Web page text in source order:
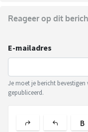
Reageer op dit
E-mailadres
Je moet je bericht
gepubliceerd.